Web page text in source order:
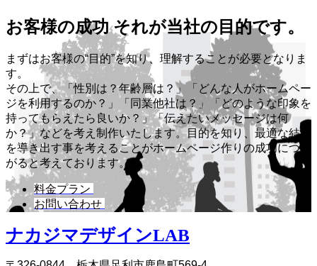
お客様の成功 それが当社の目的です。
まずはお客様の“目的”を知り、理解することが必要となりま
す。
その上で、「性別は？年齢層は？」「どんな人がホームペー
ジを利用するのか？」「同業他社は？」「どのような印象を
持ってもらえたら良いか？」「伝えたいメッセージは何
か？」などを考え制作いたします。目的を知り、最適な結果
を導き出す事を考えることがホームページ作りの成功につな
がると考えております。
料金プラン
お問い合わせ
ナカジマデザインLAB